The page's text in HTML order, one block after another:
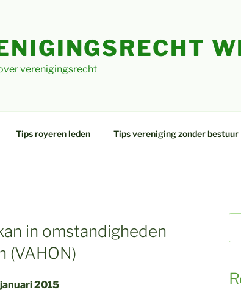
verenigingsrecht
Tips royeren leden Tips vereniging zonder bestuur
in omstandigheden
(VAHON)
2015